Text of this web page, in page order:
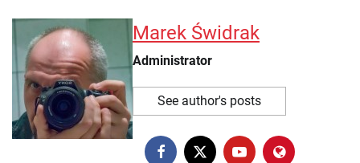
Marek Świdrak
Administrator
See author's posts